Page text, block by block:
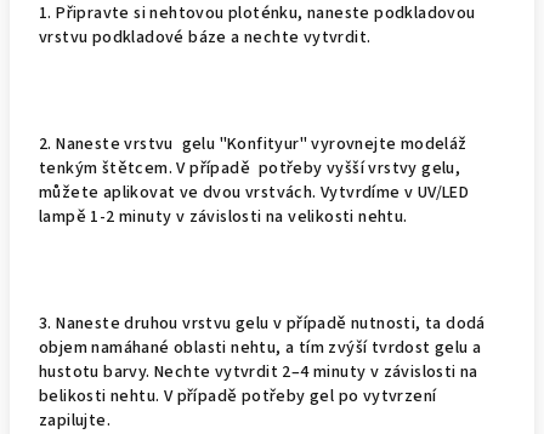
1. Připravte si nehtovou ploténku, naneste podkladovou
vrstvu podkladové báze a nechte vytvrdit.
2. Naneste vrstvu gelu "Konfityur" vyrovnejte modeláž
tenkým štětcem. V případě potřeby vyšší vrstvy gelu,
můžete aplikovat ve dvou vrstvách. Vytvrdíme v UV/LED
lampě 1-2 minuty v závislosti na velikosti nehtu.
3. Naneste druhou vrstvu gelu v případě nutnosti, ta dodá
objem namáhané oblasti nehtu, a tím zvýší tvrdost gelu a
hustotu barvy. Nechte vytvrdit 2–4 minuty v závislosti na
belikosti nehtu. V případě potřeby gel po vytvrzení
zapilujte.